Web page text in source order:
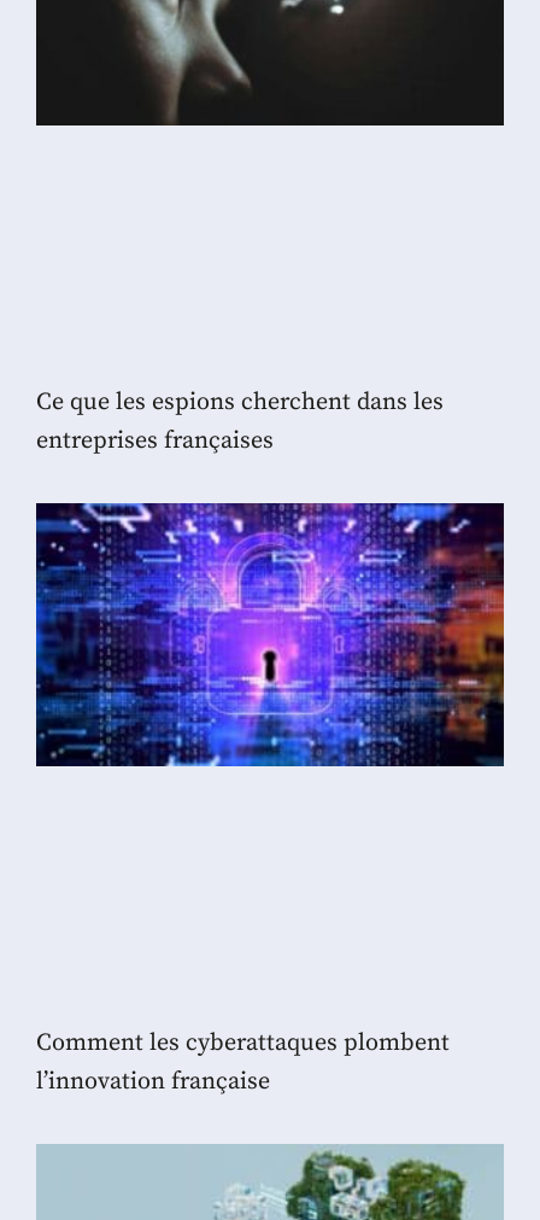
Ce que les espions cherchent dans les
entreprises françaises
Comment les cyberattaques plombent
l’innovation française